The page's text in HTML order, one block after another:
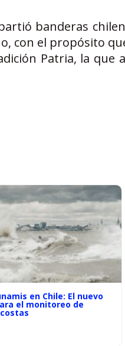
banderas
con el propósito
Patria, la que
en Chile: El nuevo
el monitoreo de